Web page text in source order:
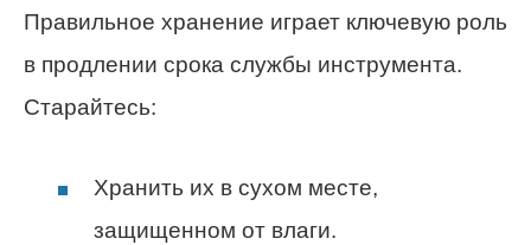
Правильное хранение играет ключевую роль
в продлении срока службы инструмента.
Старайтесь:
Хранить их в сухом месте,
защищенном от влаги.